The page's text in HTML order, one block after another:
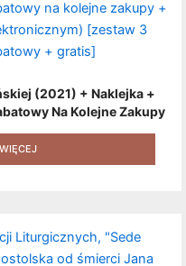
(2021) + Naklejka +
Na Kolejne Zakupy
+ Gratis]